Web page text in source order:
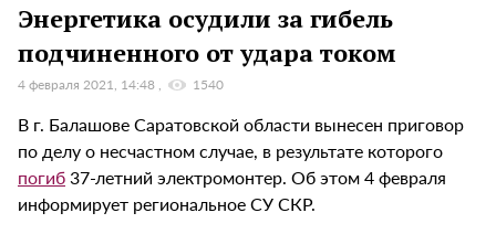
Энергетика осудили за гибель
подчиненного от удара током
4 февраля 2021, 14:48 1540
В г. Балашове Саратовской области вынесен приговор
по делу о несчастном случае, в результате которого
погиб37-летний электромонтер. Об этом 4 февраля
информирует региональное СУ СКР.